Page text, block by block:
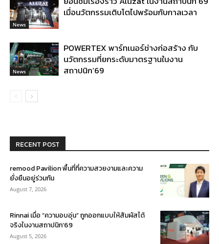
News
เมื่อนวัตกรรมเติบโตไปพร้อมกับกาลเวลา
News
POWERTEX พาร์ทเนอร์ช่างก่อสร้าง กับ
นวัตกรรมที่ยกระดับมาตรฐานในงาน
สถาปนิก’69
RECENT POST
remood Pavilion พื้นที่ที่ความสวยงามและความ
ยั่งยืนอยู่ร่วมกัน
August 7, 2026
Rinnai เมื่อ “ความอบอุ่น” ถูกออกแบบให้สัมผัสได้
จริงในงานสถาปนิก’69
August 5, 2026